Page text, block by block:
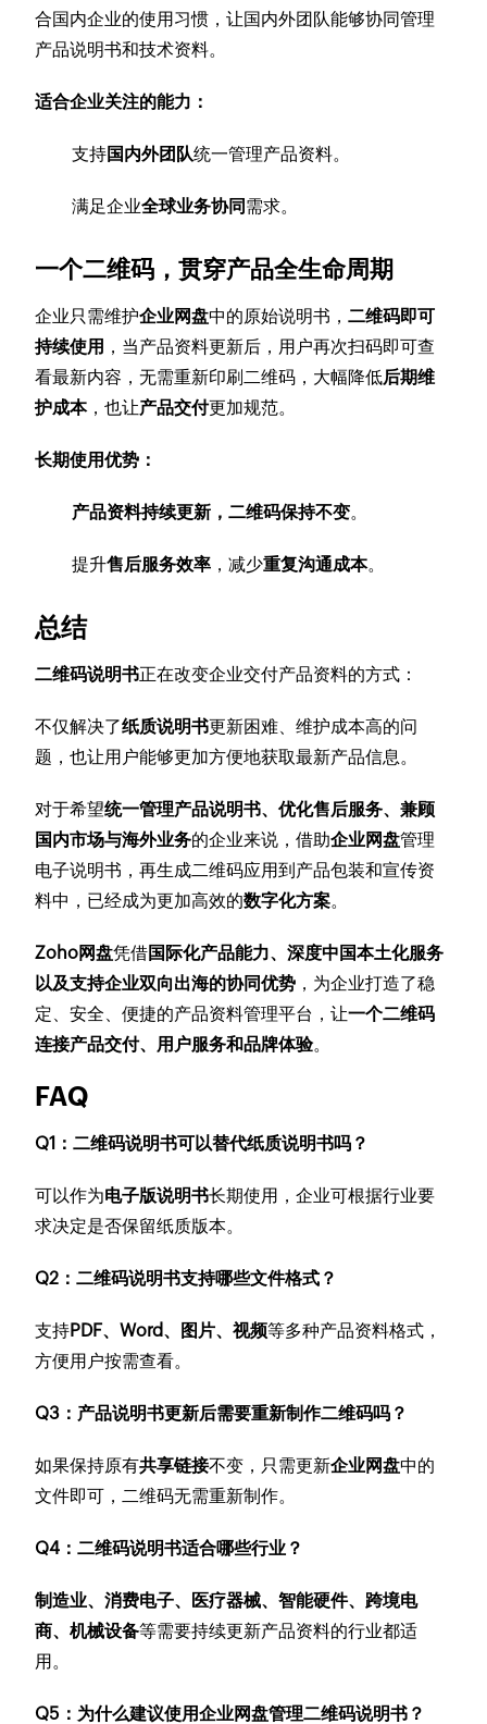
合国内企业的使用习惯，让国内外团队能够协同管理
产品说明书和技术资料。
适合企业关注的能力：
支持国内外团队统一管理产品资料。
满足企业全球业务协同需求。
一个二维码，贯穿产品全生命周期
企业只需维护企业网盘中的原始说明书，二维码即可
持续使用 ，当产品资料更新后，用户再次扫码即可查
看最新内容，无需重新印刷二维码，大幅降低后期维
护成本，也让产品交付更加规范。
长期使用优势：
产品资料持续更新，二维码保持不变。
提升售后服务效率 ，减少重复沟通成本。
总结
二维码说明书正在改变企业交付产品资料的方式：
不仅解决了纸质说明书更新困难、维护成本高的问
题，也让用户能够更加方便地获取最新产品信息。
对于希望统一管理产品说明书、优化售后服务、兼顾
国内市场与海外业务的企业来说，借助企业网盘管理
电子说明书，再生成二维码应用到产品包装和宣传资
料中，已经成为更加高效的数字化方案。
Zoho网盘凭借国际化产品能力、深度中国本土化服务
以及支持企业双向出海的协同优势 ，为企业打造了稳
定、安全、便捷的产品资料管理平台，让一个二维码
连接产品交付、用户服务和品牌体验。
FAQ
Q1：二维码说明书可以替代纸质说明书吗？
可以作为电子版说明书长期使用，企业可根据行业要
求决定是否保留纸质版本。
Q2：二维码说明书支持哪些文件格式？
支持PDF、Word、图片、视频等多种产品资料格式，
方便用户按需查看。
Q3：产品说明书更新后需要重新制作二维码吗？
如果保持原有共享链接不变，只需更新企业网盘中的
文件即可，二维码无需重新制作。
Q4：二维码说明书适合哪些行业？
制造业、消费电子、医疗器械、智能硬件、跨境电
商、机械设备等需要持续更新产品资料的行业都适
用。
Q5：为什么建议使用企业网盘管理二维码说明书？